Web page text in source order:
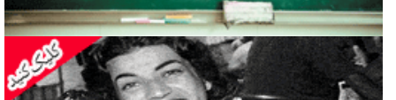
گفت‌وگو با همسر یکی از شهدای جنگ رمضان/ پیکر بی‌سر شهید را از
انگشت‌های پا شناسایی کردیم
نسلی که آنلاین الگو می‌گیرد